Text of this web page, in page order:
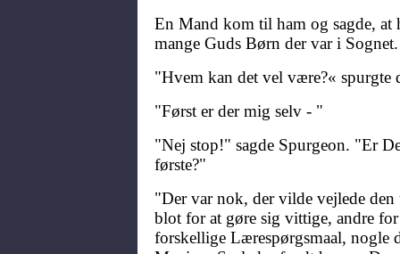
En Mand kom til ham og sagde,
mange Guds Børn der var i
"Hvem kan det vel være?« spurgte
"Først er der mig selv - "
"Nej stop!" sagde Spurgeon. "Er
første?"
"Der var nok, der vilde vejlede den
blot for at gøre sig vittige, andre
forskellige Lærespørgsmaal, nogle